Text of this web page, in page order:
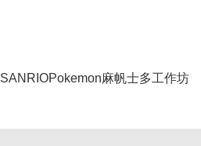
SANRIOPokemon麻帆士多工作坊